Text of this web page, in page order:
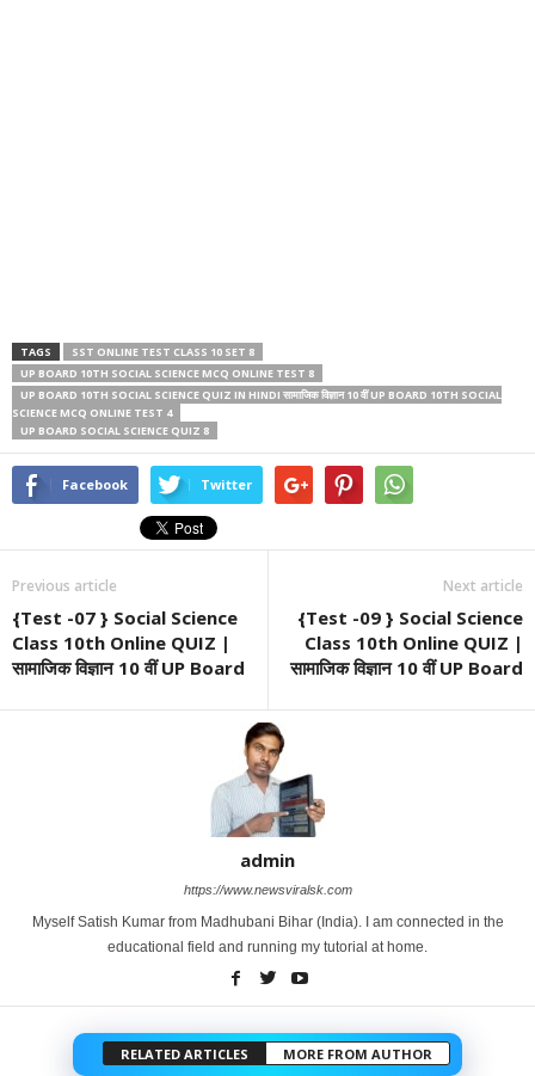
TAGS
SST ONLINE TEST CLASS 10 SET 8
UP BOARD 10TH SOCIAL SCIENCE MCQ ONLINE TEST 8
UP BOARD 10TH SOCIAL SCIENCE QUIZ IN HINDI सामाजिक विज्ञान 10 वीं UP BOARD 10TH SOCIAL
SCIENCE MCQ ONLINE TEST 4
UP BOARD SOCIAL SCIENCE QUIZ 8
Facebook Twitter
Previous article
{Test -07 } Social Science
Class 10th Online QUIZ |
सामाजिक विज्ञान 10 वीं UP Board
Next article
{Test -09 } Social Science
Class 10th Online QUIZ |
सामाजिक विज्ञान 10 वीं UP Board
admin
https://www.newsviralsk.com
Myself Satish Kumar from Madhubani Bihar (India). I am connected in the
educational field and running my tutorial at home.
RELATED ARTICLES MORE FROM AUTHOR